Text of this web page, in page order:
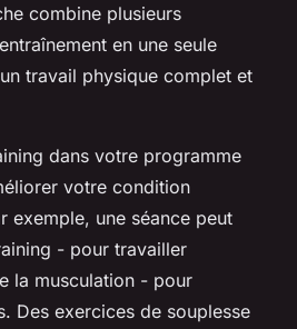
combine plusieurs
en une seule
travail physique complet et
dans votre programme
votre condition
exemple, une séance peut
- pour travailler
la musculation - pour
Des exercices de souplesse